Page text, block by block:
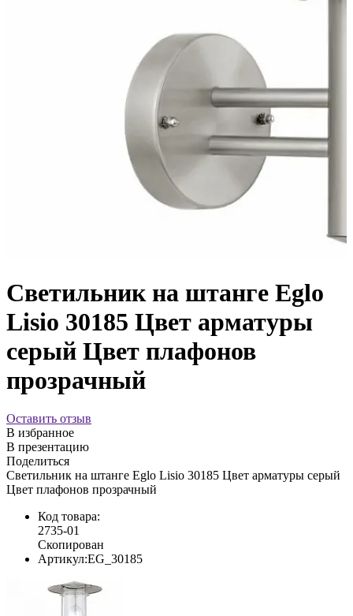
Светильник на штанге Eglo
Lisio 30185 Цвет арматуры
серый Цвет плафонов
прозрачный
Оставить отзыв
В избранное
В презентацию
Поделиться
Светильник на штанге Eglo Lisio 30185 Цвет арматуры серый
Цвет плафонов прозрачный
Код товара:
2735-01
Скопирован
Артикул:EG_30185